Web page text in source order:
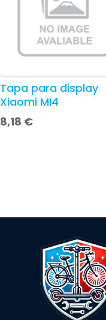
Tapa para display
Xiaomi MI4
8,18 €